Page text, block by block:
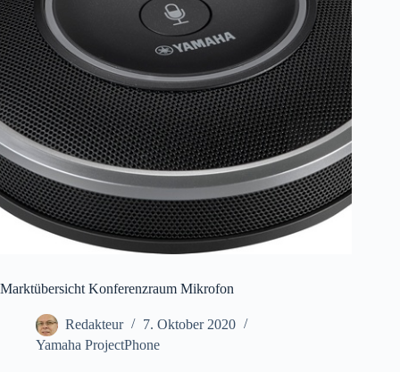
Marktübersicht Konferenzraum Mikrofon
Redakteur
7. Oktober 2020
Yamaha ProjectPhone